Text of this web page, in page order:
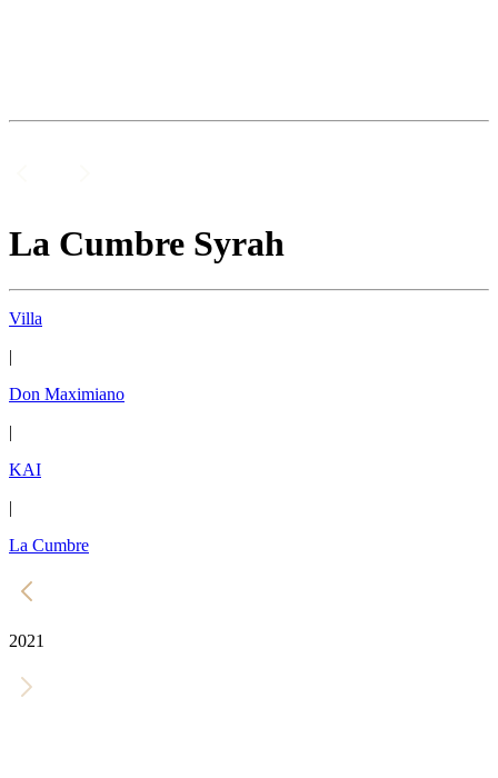
La Cumbre Syrah
Villa
|
Don Maximiano
|
KAI
|
La Cumbre
2021